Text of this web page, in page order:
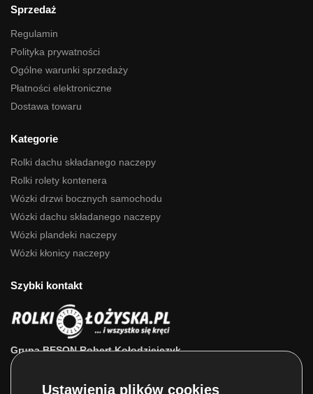
Sprzedaż
Regulamin
Polityka prywatności
Ogólne warunki sprzedaży
Płatności elektroniczne
Dostawa towaru
Kategorie
Rolki dachu składanego naczepy
Rolki rolety kontenera
Wózki drzwi bocznych samochodu
Wózki dachu składanego naczepy
Wózki plandeki naczepy
Wózki kłonicy naczepy
Szybki kontakt
Grupa BESON Robert Kołodziejczyk
ul. Powstańców Wlkp. 63a